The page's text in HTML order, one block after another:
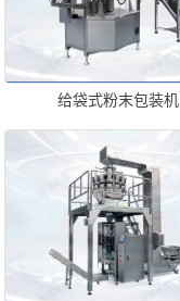
给袋式粉末包装机